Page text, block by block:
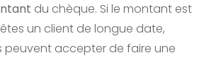
du chèque. Si le montant est
un client de longue date,
peuvent accepter de faire une